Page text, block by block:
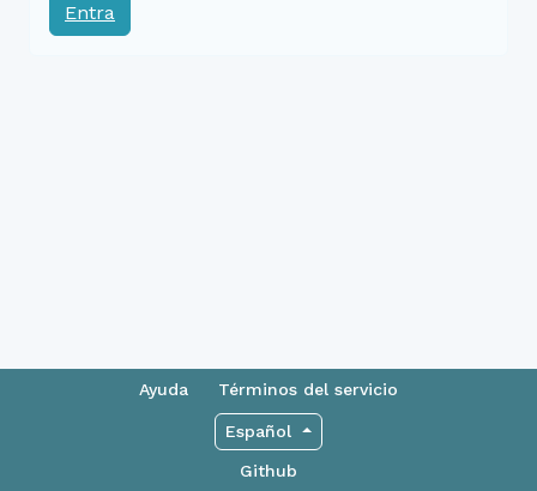
Entra
Ayuda Términos del servicio
Español
Github